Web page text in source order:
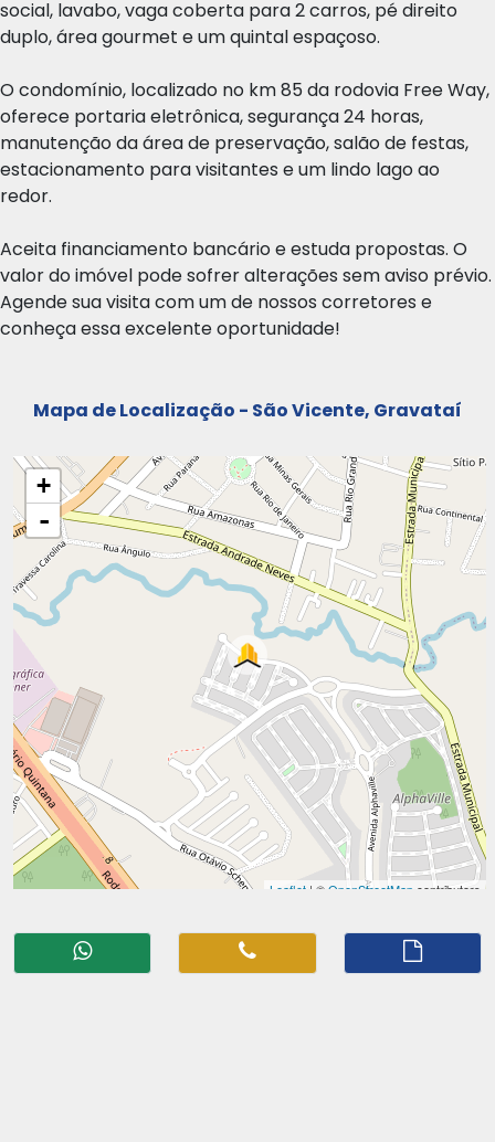
social, lavabo, vaga coberta para 2 carros, pé direito
duplo, área gourmet e um quintal espaçoso.
O condomínio, localizado no km 85 da rodovia Free Way,
oferece portaria eletrônica, segurança 24 horas,
manutenção da área de preservação, salão de festas,
estacionamento para visitantes e um lindo lago ao
redor.
Aceita financiamento bancário e estuda propostas. O
valor do imóvel pode sofrer alterações sem aviso prévio.
Agende sua visita com um de nossos corretores e
conheça essa excelente oportunidade!
Mapa de Localização - São Vicente, Gravataí